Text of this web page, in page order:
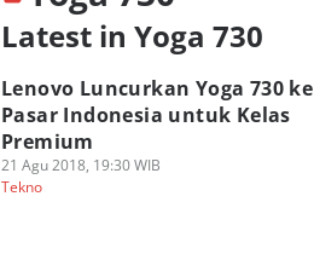
Latest in Yoga 730
Lenovo Luncurkan Yoga 730 ke
Pasar Indonesia untuk Kelas
Premium
21 Agu 2018, 19:30 WIB
Tekno